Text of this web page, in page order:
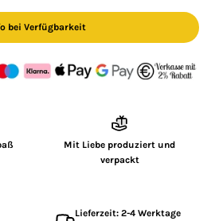
bei Verfügbarkeit
Mit Liebe produziert und
verpackt
Lieferzeit: 2-4 Werktage